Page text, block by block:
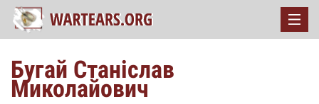
Бугай Станіслав
Миколайович